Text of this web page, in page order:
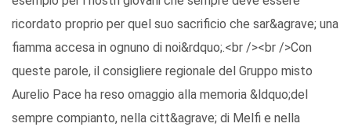
ricordato proprio per quel suo sacrificio che sar&agrave; una
fiamma accesa in ognuno di noi&rdquo;.<br /><br />Con
queste parole, il consigliere regionale del Gruppo misto
Aurelio Pace ha reso omaggio alla memoria &ldquo;del
sempre compianto, nella citt&agrave; di Melfi e nella